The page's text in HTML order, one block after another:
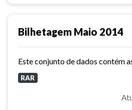
Bilhetagem Maio 2014
RAR